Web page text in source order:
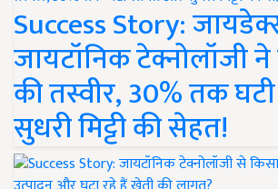
Success Story:
जायटॉनिक टेक्नोलॉजी
की तस्वीर, 30% तक
सुधरी मिट्टी की सेहत!